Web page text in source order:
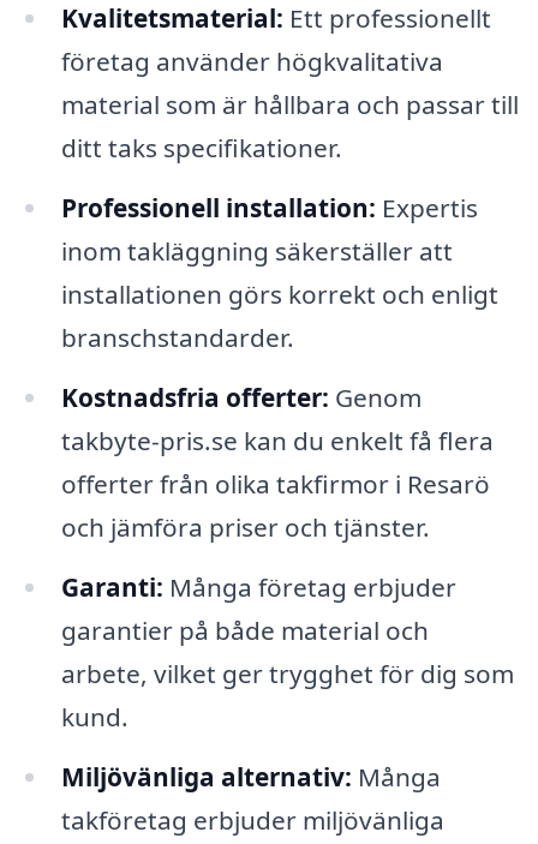
Kvalitetsmaterial: Ett professionellt
företag använder högkvalitativa
material som är hållbara och passar till
ditt taks specifikationer.
Professionell installation: Expertis
inom takläggning säkerställer att
installationen görs korrekt och enligt
branschstandarder.
Kostnadsfria offerter: Genom
takbyte-pris.se kan du enkelt få flera
offerter från olika takfirmor i Resarö
och jämföra priser och tjänster.
Garanti: Många företag erbjuder
garantier på både material och
arbete, vilket ger trygghet för dig som
kund.
Miljövänliga alternativ: Många
takföretag erbjuder miljövänliga